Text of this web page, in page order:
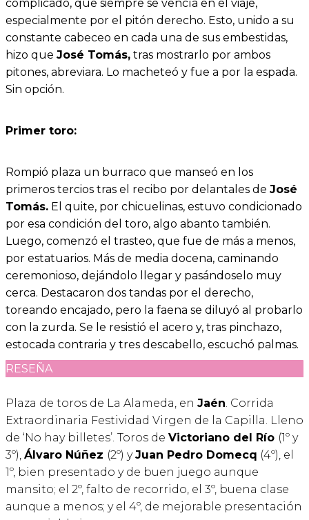
complicado, que siempre se vencía en el viaje,
especialmente por el pitón derecho. Esto, unido a su
constante cabeceo en cada una de sus embestidas,
hizo que José Tomás, tras mostrarlo por ambos
pitones, abreviara. Lo macheteó y fue a por la espada.
Sin opción.
Primer toro:
Rompió plaza un burraco que manseó en los
primeros tercios tras el recibo por delantales de José
Tomás. El quite, por chicuelinas, estuvo condicionado
por esa condición del toro, algo abanto también.
Luego, comenzó el trasteo, que fue de más a menos,
por estatuarios. Más de media docena, caminando
ceremonioso, dejándolo llegar y pasándoselo muy
cerca. Destacaron dos tandas por el derecho,
toreando encajado, pero la faena se diluyó al probarlo
con la zurda. Se le resistió el acero y, tras pinchazo,
estocada contraria y tres descabello, escuchó palmas.
RESEÑA
Plaza de toros de La Alameda, en Jaén. Corrida
Extraordinaria Festividad Virgen de la Capilla. Lleno
de ‘No hay billetes’. Toros de Victoriano del Río (1º y
3º), Álvaro Núñez (2º) yJuan Pedro Domecq (4º), el
1º, bien presentado y de buen juego aunque
mansito; el 2º, falto de recorrido, el 3º, buena clase
aunque a menos; y el 4º, de mejorable presentación